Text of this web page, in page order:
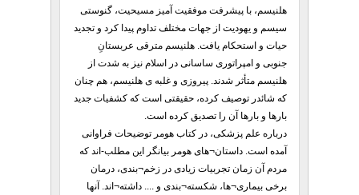
هلنیسم، با پیشرفت موفقیت آمیز مسیحیت، گنوستی
سیسم و یهودیت از جهات مختلف تداوم پیدا کرد و تجدید
حیات و استحکام یافت. هلنیسم مترقی عربستانِ
جنوبی و امپراتوری ساسانی در اسلام نیز به شدت از
هلنیسم متأثر شدند. پیروزی و غلبه ی هلنیسم، هم چنان
که شائدر توصیف کرده، حقیقتی است که کشفیات جدید
بارها و بارها آن را تصدیق کرده است.
درباره علم پزشکی، در کتاب هومر توضیحات فراوانی
آمده است. داستان¬های هومر بیانگر این مطلب-اند که
مردم آن زمان تجربیات زیادی در زخم¬بندی، درمان
برخی بیماری¬ها، شکسته¬بندی و .... داشته¬اند. آنها